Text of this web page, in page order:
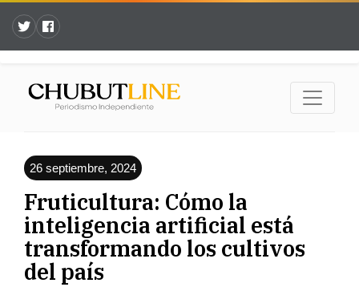
26 septiembre, 2024
Fruticultura: Cómo la
inteligencia artificial está
transformando los cultivos
del país